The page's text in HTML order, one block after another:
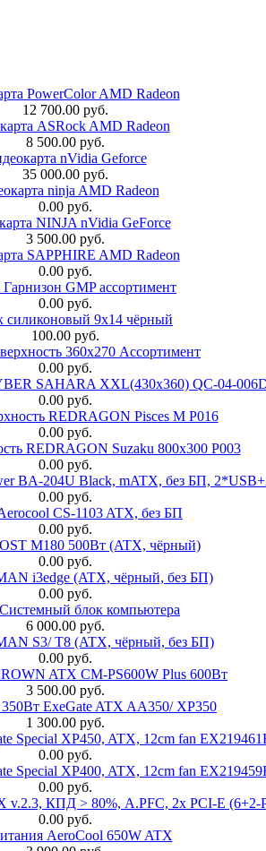
PowerColor AMD Radeon
12 700.00 руб.
ASRock AMD Radeon
8 500.00 руб.
nVidia Geforce
35 000.00 руб.
ninja AMD Radeon
0.00 руб.
NINJA nVidia GeForce
3 500.00 руб.
SAPPHIRE AMD Radeon
0.00 руб.
GMP ассортимент
0.00 руб.
силиконовый 9х14 чёрный
100.00 руб.
360x270 Ассортимент
0.00 руб.
SAHARA XXL(430x360) QC-04-
0.00 руб.
REDRAGON Pisces M P016
0.00 руб.
REDRAGON Suzaku 800x300 P003
0.00 руб.
BA-204U Black, mATX, без БП,
0.00 руб.
CS-1103 ATX, без БП
0.00 руб.
M180 500Вт (ATX, чёрный)
0.00 руб.
i3edge (ATX, чёрный, без БП)
0.00 руб.
блок компьютера
6 000.00 руб.
S3/ T8 (ATX, чёрный, без БП)
0.00 руб.
ATX CM-PS600W Plus 600Вт
3 500.00 руб.
ExeGate ATX AA350/ XP350
1 300.00 руб.
Special XP450, ATX, 12cm fan
0.00 руб.
Special XP400, ATX, 12cm fan
0.00 руб.
КПД > 80%, A.PFC, 2x PCI-E (6+2-
0.00 руб.
AeroCool 650W ATX